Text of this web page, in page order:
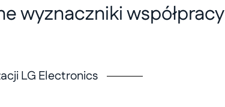
wyznaczniki współpracy
LG Electronics